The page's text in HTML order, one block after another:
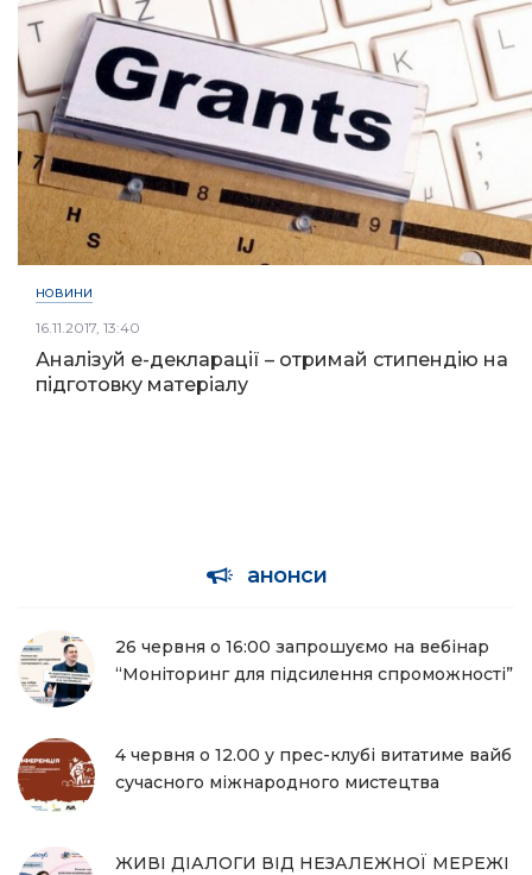
НОВИНИ
16.11.2017, 13:40
Аналізуй е-декларації – отримай стипендію на
підготовку матеріалу
анонси
26 червня о 16:00 запрошуємо на вебінар
“Моніторинг для підсилення спроможності”
4 червня о 12.00 у прес-клубі витатиме вайб
сучасного міжнародного мистецтва
ЖИВІ ДІАЛОГИ ВІД НЕЗАЛЕЖНОЇ МЕРЕЖІ